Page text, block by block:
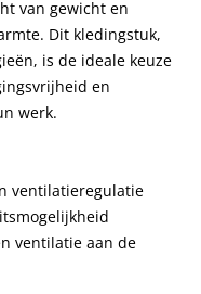
van gewicht en
Dit kledingstuk,
is de ideale keuze
en
werk.
ventilatieregulatie
ventilatie aan de